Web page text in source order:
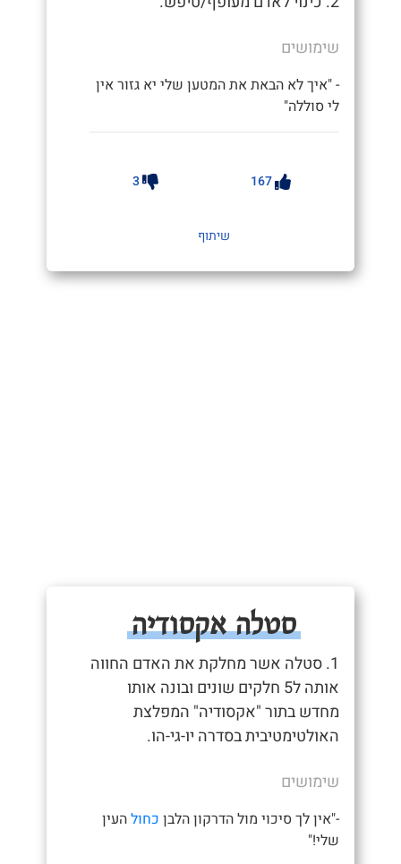
שימושים
- "איך לא הבאת את המטען שלי יא גזור אין
לי סוללה"
167
3
שיתוף
סטלה אקסודיה
1. סטלה אשר מחלקת את האדם החווה
אותה ל5 חלקים שונים ובונה אותו
מחדש בתור "אקסודיה" המפלצת
האולטימטיבית בסדרה יו-גי-הו.
שימושים
-"אין לך סיכוי מול הדרקון הלבן כחולהעין
שלי!"